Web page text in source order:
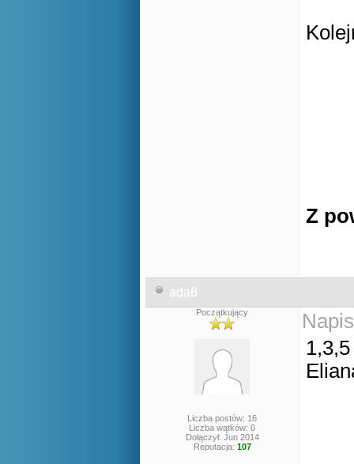
Z
ada6
Początkujący
Liczba postów: 16
Liczba wątków: 0
Dołączył: Jun 2014
Reputacja: 107
1,3,5